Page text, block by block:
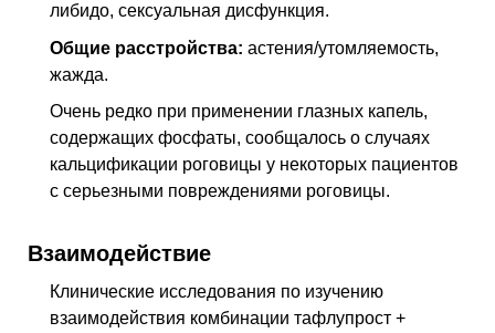
либидо, сексуальная дисфункция.
Общие расстройства: астения/утомляемость,
жажда.
Очень редко при применении глазных капель,
содержащих фосфаты, сообщалось о случаях
кальцификации роговицы у некоторых пациентов
с серьезными повреждениями роговицы.
Взаимодействие
Клинические исследования по изучению
взаимодействия комбинации тафлупрост +